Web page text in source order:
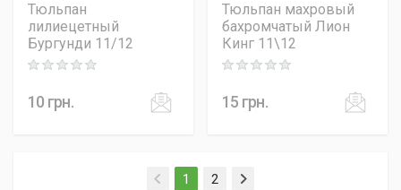
Тюльпан
лилиецетный
Бургунди 11/12
Rating: 0 out of 5
10 грн.
Тюльпан махровый
бахромчатый Лион
Кинг 11\12
Rating: 0 out of 5
15 грн.
1 (current)
2